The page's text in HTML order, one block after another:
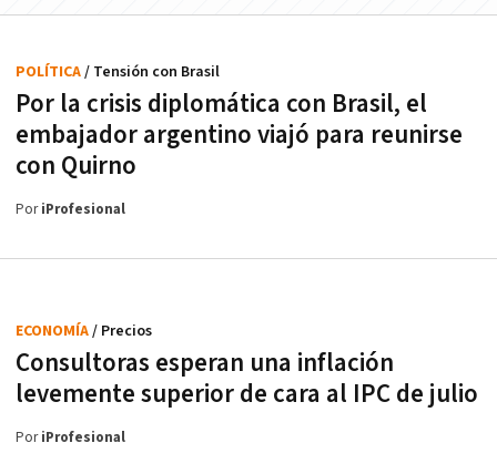
Por la crisis diplomática con Brasil, el
embajador argentino viajó para reunirse
con Quirno
POLÍTICA/ Tensión con Brasil
PoriProfesional
Consultoras esperan una inflación
levemente superior de cara al IPC de julio
ECONOMÍA/ Precios
PoriProfesional